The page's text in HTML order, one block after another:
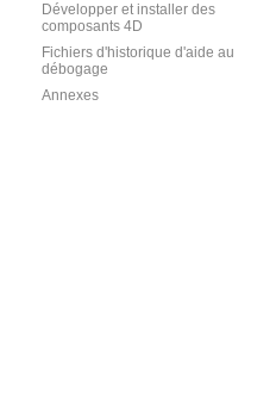
Développer et installer des
composants 4D
Fichiers d'historique d'aide au
débogage
Annexes